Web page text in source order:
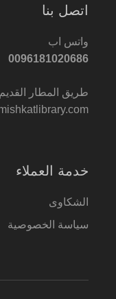
اتصل بنا
واتس اب
0096181020686
طريق المطار القديم
خدمة العملاء
الشكاوى
سياسة الخصوصية